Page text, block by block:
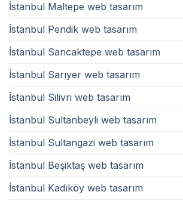
İstanbul Maltepe web tasarım
İstanbul Pendik web tasarım
İstanbul Sancaktepe web tasarım
İstanbul Sarıyer web tasarım
İstanbul Silivri web tasarım
İstanbul Sultanbeyli web tasarım
İstanbul Sultangazi web tasarım
İstanbul Beşiktaş web tasarım
İstanbul Kadıköy web tasarım